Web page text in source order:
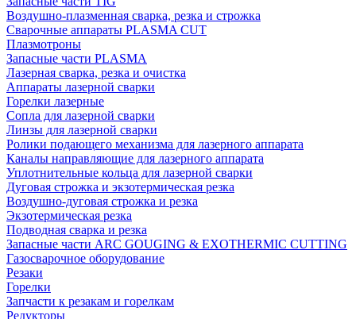
Воздушно-плазменная сварка, резка и строжка
Сварочные аппараты PLASMA CUT
Плазмотроны
Запасные части PLASMA
Лазерная сварка, резка и очистка
Аппараты лазерной сварки
Горелки лазерные
Сопла для лазерной сварки
Линзы для лазерной сварки
Ролики подающего механизма для лазерного аппарата
Каналы направляющие для лазерного аппарата
Уплотнительные кольца для лазерной сварки
Дуговая строжка и экзотермическая резка
Воздушно-дуговая строжка и резка
Экзотермическая резка
Подводная сварка и резка
Запасные части ARC GOUGING & EXOTHERMIC CUTTING
Газосварочное оборудование
Резаки
Горелки
Запчасти к резакам и горелкам
Редукторы